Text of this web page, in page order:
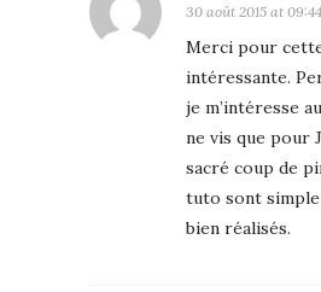
30 août 2015 at 09:44
Merci pour
intéressante.
je m’intéresse
ne vis que pour
sacré coup de
tuto sont
bien réalisés.